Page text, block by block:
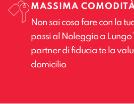
MASSIMA
Non sai cosa fare con la
passi al Noleggio a Lungo
partner di fiducia te la
domicilio